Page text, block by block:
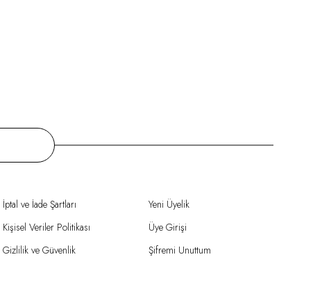
İptal ve İade Şartları
Kişisel Veriler Politikası
Gizlilik ve Güvenlik
Yeni Üyelik
Üye Girişi
Şifremi Unuttum